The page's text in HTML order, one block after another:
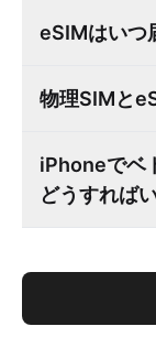
eSIMはいつ
物理SIMと
iPhoneでベ
どうすれば